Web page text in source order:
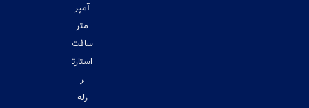
آمپر
متر
سافت
استارت
ر
رله